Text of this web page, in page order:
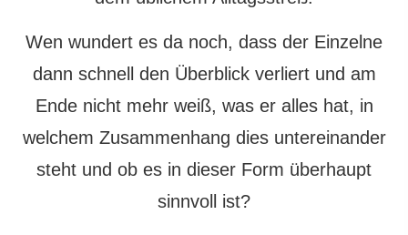
Wen wundert es da noch, dass der Einzelne
dann schnell den Überblick verliert und am
Ende nicht mehr weiß, was er alles hat, in
welchem Zusammenhang dies untereinander
steht und ob es in dieser Form überhaupt
sinnvoll ist?